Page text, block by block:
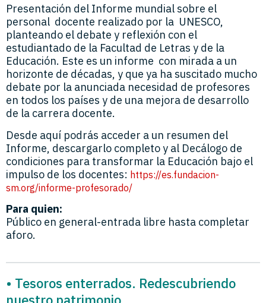
Presentación del Informe mundial sobre el
personal docente realizado por la UNESCO,
planteando el debate y reflexión con el
estudiantado de la Facultad de Letras y de la
Educación. Este es un informe con mirada a un
horizonte de décadas, y que ya ha suscitado mucho
debate por la anunciada necesidad de profesores
en todos los países y de una mejora de desarrollo
de la carrera docente.
Desde aquí podrás acceder a un resumen del
Informe, descargarlo completo y al Decálogo de
condiciones para transformar la Educación bajo el
impulso de los docentes: https://es.fundacion-
sm.org/informe-profesorado/
Para quien:
Público en general-entrada libre hasta completar
aforo.
• Tesoros enterrados. Redescubriendo